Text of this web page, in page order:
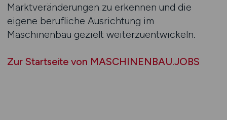
Marktveränderungen zu erkennen und die
eigene berufliche Ausrichtung im
Maschinenbau gezielt weiterzuentwickeln.
Zur Startseite von MASCHINENBAU.JOBS